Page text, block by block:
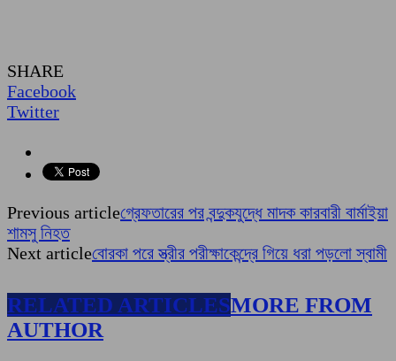
SHARE
Facebook
Twitter
Previous articleগ্রেফতারের পর বন্দুকযুদ্ধে মাদক কারবারী বার্মাইয়া
শামসু নিহত
Next articleবোরকা পরে স্ত্রীর পরীক্ষাকেন্দ্রে গিয়ে ধরা পড়লো স্বামী
RELATED ARTICLESMORE FROM
AUTHOR